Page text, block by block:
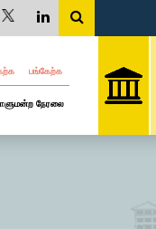
பங்கேற்க
நேரலை